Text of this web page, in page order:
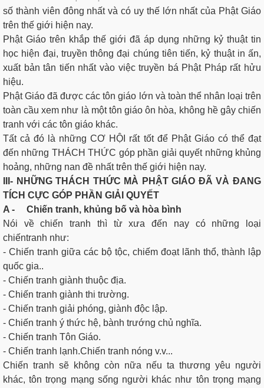
số thành viên đông nhất và có uy thế lớn nhất của Phật Giáo
trên thế giới hiện nay.
Phật Giáo trên khắp thế giới đã áp dụng những kỷ thuật tin
học hiện đại, truyền thông đại chúng tiên tiến, kỷ thuật in ấn,
xuất bản tân tiến nhất vào việc truyền bá Phật Pháp rất hửu
hiệu.
Phật Giáo đã được các tôn giáo lớn và toàn thể nhân loại trên
toàn cầu xem như là một tôn giáo ôn hòa, không hề gây chiến
tranh với các tôn giáo khác.
Tất cả đó là những CƠ HỘI rất tốt để Phật Giáo có thể đạt
đến những THÁCH THỨC góp phần giải quyết những khủng
hoảng, những nan đề nhất trên thế giới hiện nay.
III- NHỮNG THÁCH THỨC MÀ PHẬT GIÁO ĐÃ VÀ ĐANG
TÍCH CỰC GÓP PHẦN GIẢI QUYẾT
A - Chiến tranh, khủng bố và hòa bình
Nói về chiến tranh thì từ xưa đến nay có những loại
chiếntranh như:
- Chiến tranh giữa các bộ tộc, chiếm đoạt lãnh thổ, thành lập
quốc gia..
- Chiến tranh giành thuộc địa.
- Chiến tranh giành thi trường.
- Chiến tranh giải phóng, giành độc lập.
- Chiến tranh ý thức hệ, bành trướng chủ nghĩa.
- Chiến tranh Tôn Giáo.
- Chiến tranh lạnh.Chiến tranh nóng v.v...
Chiến tranh sẽ không còn nữa nếu ta thương yêu người
khác, tôn trọng mạng sống người khác như tôn trọng mạng